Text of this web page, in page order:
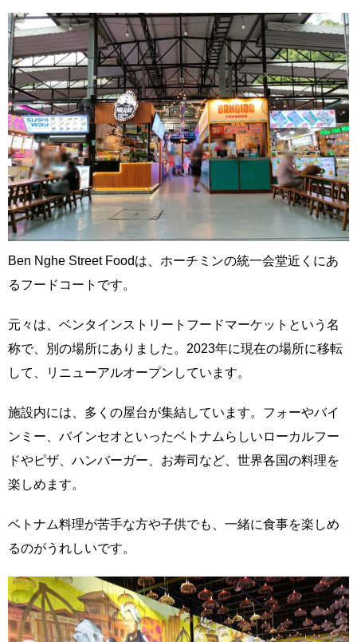
Ben Nghe Street Foodは、ホーチミンの統一会堂近くにあ
るフードコートです。
元々は、ベンタインストリートフードマーケットという名
称で、別の場所にありました。2023年に現在の場所に移転
して、リニューアルオープンしています。
施設内には、多くの屋台が集結しています。フォーやバイ
ンミー、バインセオといったベトナムらしいローカルフー
ドやピザ、ハンバーガー、お寿司など、世界各国の料理を
楽しめます。
ベトナム料理が苦手な方や子供でも、一緒に食事を楽しめ
るのがうれしいです。